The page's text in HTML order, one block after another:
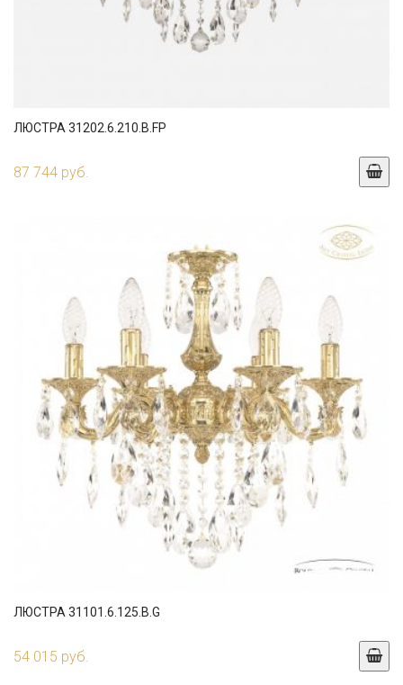
ЛЮСТРА 31202.6.210.B.FP
87 744 руб.
ЛЮСТРА 31101.6.125.B.G
54 015 руб.